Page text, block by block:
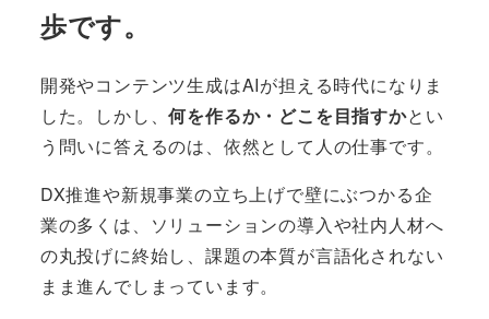
歩です。
開発やコンテンツ生成はAIが担える時代になりま
した。しかし、何を作るか・どこを目指すかとい
う問いに答えるのは、依然として人の仕事です。
DX推進や新規事業の立ち上げで壁にぶつかる企
業の多くは、ソリューションの導入や社内人材へ
の丸投げに終始し、課題の本質が言語化されない
まま進んでしまっています。